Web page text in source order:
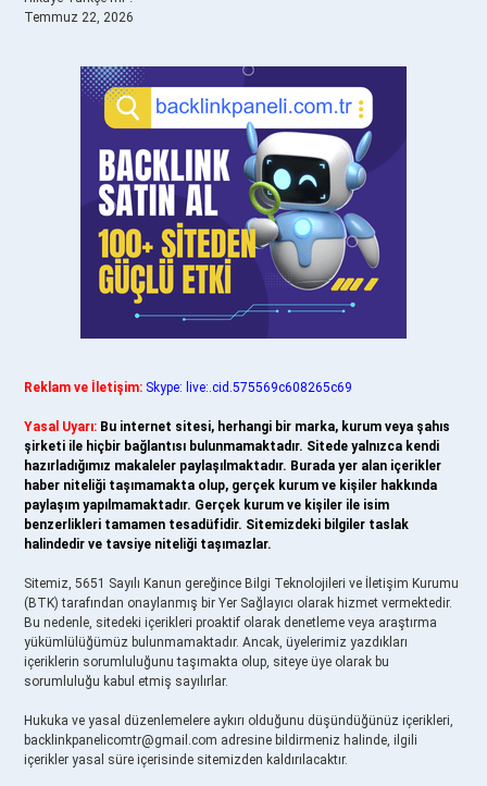
Temmuz 22, 2026
Reklam ve İletişim: Skype: live:.cid.575569c608265c69
Yasal Uyarı: Bu internet sitesi, herhangi bir marka, kurum veya şahıs
şirketi ile hiçbir bağlantısı bulunmamaktadır. Sitede yalnızca kendi
hazırladığımız makaleler paylaşılmaktadır. Burada yer alan içerikler
haber niteliği taşımamakta olup, gerçek kurum ve kişiler hakkında
paylaşım yapılmamaktadır. Gerçek kurum ve kişiler ile isim
benzerlikleri tamamen tesadüfidir. Sitemizdeki bilgiler taslak
halindedir ve tavsiye niteliği taşımazlar.
Sitemiz, 5651 Sayılı Kanun gereğince Bilgi Teknolojileri ve İletişim Kurumu
(BTK) tarafından onaylanmış bir Yer Sağlayıcı olarak hizmet vermektedir.
Bu nedenle, sitedeki içerikleri proaktif olarak denetleme veya araştırma
yükümlülüğümüz bulunmamaktadır. Ancak, üyelerimiz yazdıkları
içeriklerin sorumluluğunu taşımakta olup, siteye üye olarak bu
sorumluluğu kabul etmiş sayılırlar.
Hukuka ve yasal düzenlemelere aykırı olduğunu düşündüğünüz içerikleri,
backlinkpanelicomtr@gmail.com adresine bildirmeniz halinde, ilgili
içerikler yasal süre içerisinde sitemizden kaldırılacaktır.